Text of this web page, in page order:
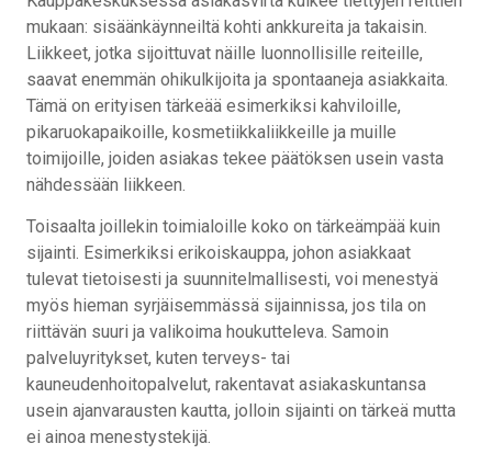
mukaan: sisäänkäynneiltä kohti ankkureita ja takaisin.
Liikkeet, jotka sijoittuvat näille luonnollisille reiteille,
saavat enemmän ohikulkijoita ja spontaaneja asiakkaita.
Tämä on erityisen tärkeää esimerkiksi kahviloille,
pikaruokapaikoille, kosmetiikkaliikkeille ja muille
toimijoille, joiden asiakas tekee päätöksen usein vasta
nähdessään liikkeen.
Toisaalta joillekin toimialoille koko on tärkeämpää kuin
sijainti. Esimerkiksi erikoiskauppa, johon asiakkaat
tulevat tietoisesti ja suunnitelmallisesti, voi menestyä
myös hieman syrjäisemmässä sijainnissa, jos tila on
riittävän suuri ja valikoima houkutteleva. Samoin
palveluyritykset, kuten terveys- tai
kauneudenhoitopalvelut, rakentavat asiakaskuntansa
usein ajanvarausten kautta, jolloin sijainti on tärkeä mutta
ei ainoa menestystekijä.